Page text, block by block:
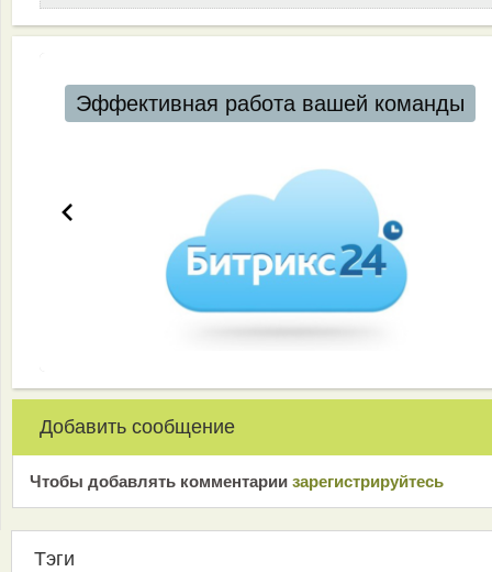
Эффективная работа вашей команды
Добавить сообщение
Чтобы добавлять комментарии зарeгиcтрирyйтeсь
Тэги